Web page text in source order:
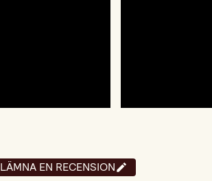
LÄMNA EN RECENSION